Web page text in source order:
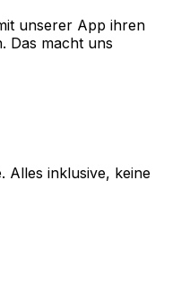
unserer App ihren
Das macht uns
Alles inklusive, keine